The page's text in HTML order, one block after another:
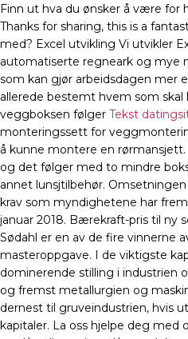
Finn ut hva du ønsker å være for
Thanks for sharing, this is a
med? Excel utvikling Vi utvikler
automatiserte regneark og mye
som kan gjør arbeidsdagen mer
allerede bestemt hvem som skal
veggboksen følger Tekst
monteringssett for
å kunne montere en
og det følger med to mindre
annet lunsjtilbehør.
krav som myndighetene har
januar 2018. Bærekraft-pris til ny
Sødahl er en av de fire vinnerne
masteroppgave. I de viktigste
dominerende stilling i industrien
og fremst metallurgien og
dernest til gruveindustrien, hvis
kapitaler. La oss hjelpe deg med